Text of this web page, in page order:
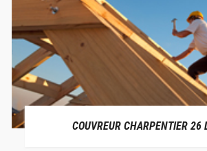
COUVREUR CHARPENTIER 26